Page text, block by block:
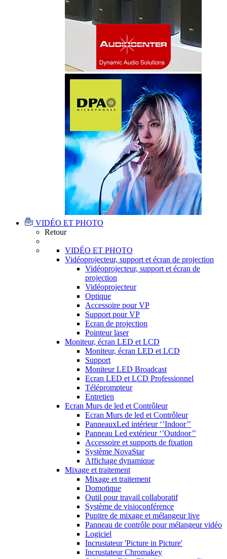
VIDÉO ET PHOTO
Retour
VIDÉO ET PHOTO
Vidéoprojecteur, support et écran de projection
Vidéoprojecteur, support et écran de
projection
Vidéoprojecteur
Optique
Accessoire pour VP
Support pour VP
Ecran de projection
Pointeur laser
Moniteur, écran LED et LCD
Moniteur, écran LED et LCD
Support
Moniteur LED Broadcast
Ecran LED et LCD Professionnel
Téléprompteur
Entretien
Ecran Murs de led et Contrôleur
Ecran Murs de led et Contrôleur
PanneauxLed intérieur ‘’Indoor’’
Panneau Led extérieur ‘’Outdoor’’
Accessoire et supports de fixation
Système NovaStar
Affichage dynamique
Mixage et traitement
Mixage et traitement
Domotique
Outil pour travail collaboratif
Système de visioconférence
Pupitre de mixage et mélangeur live
Panneau de contrôle pour mélangeur vidéo
Logiciel
Incrustateur 'Picture in Picture'
Incrustateur Chromakey